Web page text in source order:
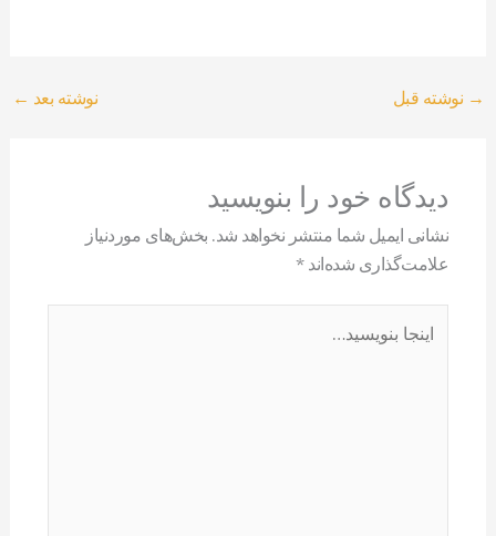
→ نوشته قبل نوشته بعد ←
دیدگاه‌ خود را بنویسید
نشانی ایمیل شما منتشر نخواهد شد. بخش‌های موردنیاز
علامت‌گذاری شده‌اند*
بنویسید…